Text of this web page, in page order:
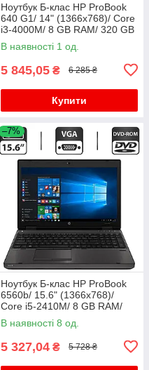
Ноутбук Б-клас HP ProBook
640 G1/ 14" (1366x768)/ Core
i3-4000M/ 8 GB RAM/ 320 GB
HDD/ HD Graphic 4600
В наявності 1 од.
5 845,05 ₴ 6 285 ₴
Купити
–7%
Ноутбук Б-клас HP ProBook
6560b/ 15.6" (1366x768)/
Core i5-2410M/ 8 GB RAM/
320 GB HDD/ HD 3000
В наявності 8 од.
5 327,04 ₴ 5 728 ₴